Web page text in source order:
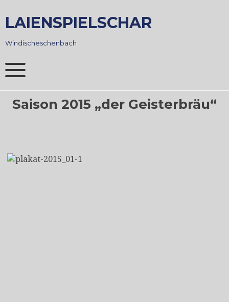
to
content
LAIENSPIELSCHAR
Windischeschenbach
Saison 2015 „der Geisterbräu“